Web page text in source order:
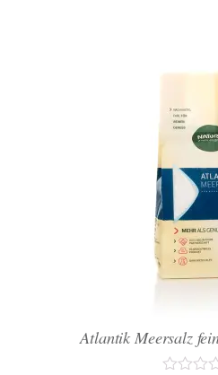
Atlantik Meersalz